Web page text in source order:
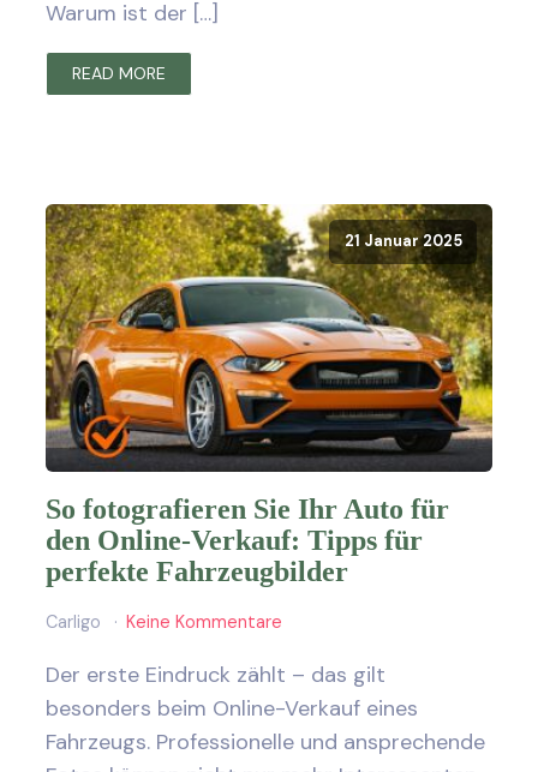
Warum ist der […]
READ MORE
21 Januar 2025
So fotografieren Sie Ihr Auto für
den Online-Verkauf: Tipps für
perfekte Fahrzeugbilder
Carligo Keine Kommentare
Der erste Eindruck zählt – das gilt
besonders beim Online-Verkauf eines
Fahrzeugs. Professionelle und ansprechende